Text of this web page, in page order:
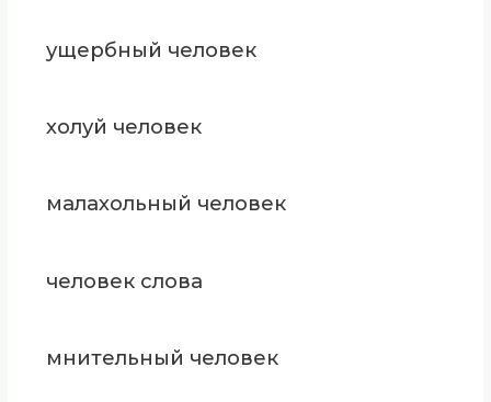
ущербный человек
холуй человек
малахольный человек
человек слова
мнительный человек